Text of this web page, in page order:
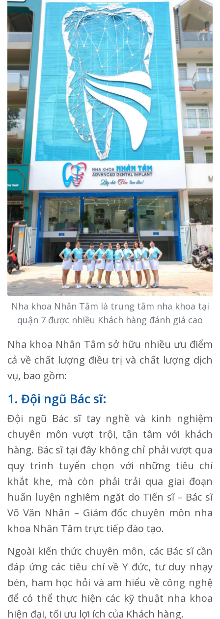
Nha khoa Nhân Tâm là trung tâm nha khoa tại
quận 7 được nhiều Khách hàng đánh giá cao
Nha khoa Nhân Tâm sở hữu nhiều ưu điểm
cả về chất lượng điều trị và chất lượng dịch
vụ, bao gồm:
1. Đội ngũ Bác sĩ:
Đội ngũ Bác sĩ tay nghề và kinh nghiệm
chuyên môn vượt trội, tận tâm với khách
hàng. Bác sĩ tại đây không chỉ phải vượt qua
quy trình tuyển chọn với những tiêu chí
khắt khe, mà còn phải trải qua giai đoạn
huấn luyện nghiêm ngặt do Tiến sĩ – Bác sĩ
Võ Văn Nhân – Giám đốc chuyên môn nha
khoa Nhân Tâm trực tiếp đào tạo.
Ngoài kiến thức chuyên môn, các Bác sĩ cần
đáp ứng các tiêu chí về Y đức, tư duy nhạy
bén, ham học hỏi và am hiểu về công nghệ
để có thể thực hiện các kỹ thuật nha khoa
hiện đại, tối ưu lợi ích của Khách hàng.